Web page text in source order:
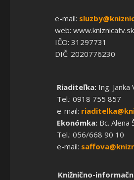
e-mail:
web: www.kniznicatv.sk
IČO: 31297731
DIČ: 2020776230
Riaditeľka:Ing. Janka
Tel.: 0918 755 857
e-mail:
Ekonómka:Bc. Alena
Tel.: 056/668 90 10
e-mail:
Knižnično-